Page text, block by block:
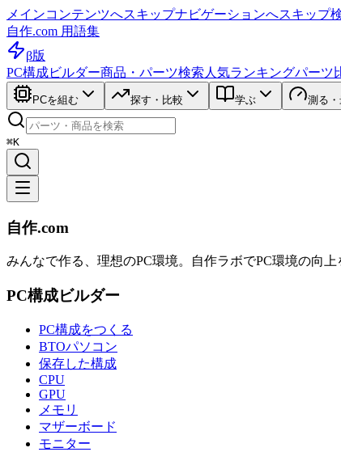
メインコンテンツへスキップナビゲーションへスキップ
自作.com 用語集
β版
PC構成ビルダー商品・パーツ検索 人気ランキングパーツ
PCを組む 探す・比較 学ぶ 測る
⌘K
自作.com
みんなで作る、理想のPC環境。 自作ラボでPC環境の向上
PC構成ビルダー
PC構成をつくる
BTOパソコン
保存した構成
CPU
GPU
メモリ
マザーボード
モニター